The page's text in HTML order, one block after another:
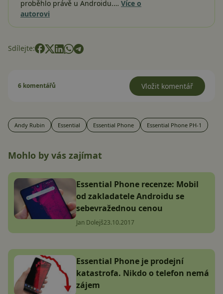
proběhlo právě u Androidu.… Více o
autorovi
Sdílejte:
6 komentářů Vložit komentář
Andy Rubin Essential Essential Phone Essential Phone PH-1
Mohlo by vás zajímat
Essential Phone recenze: Mobil
od zakladatele Androidu se
sebevražednou cenou
Jan Dolejš23.10.2017
Essential Phone je prodejní
katastrofa. Nikdo o telefon nemá
zájem